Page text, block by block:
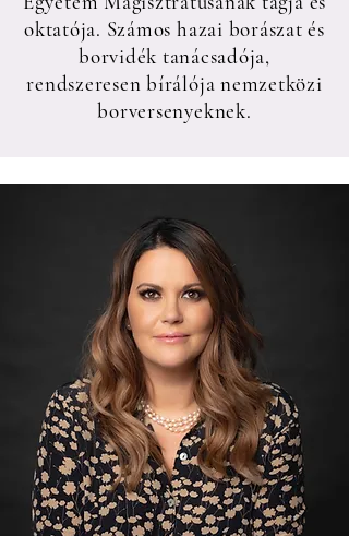
oktatója. Számos hazai borászat és
borvidék tanácsadója,
rendszeresen bírálója nemzetközi
borversenyeknek.